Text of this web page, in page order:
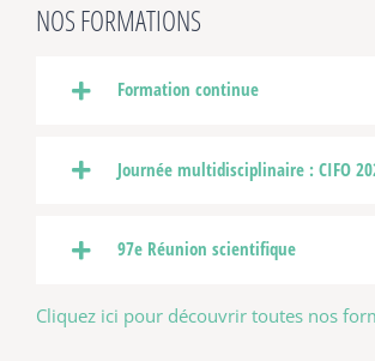
NOS FORMATIONS
Formation continue
Journée multidisciplinaire : CIFO
97e Réunion scientifique
Cliquez ici pour découvrir toutes nos